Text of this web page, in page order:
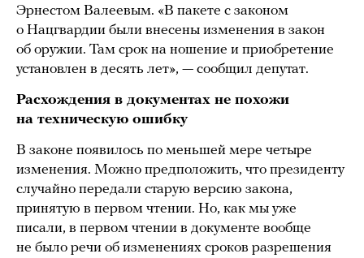
Эрнестом Валеевым. «В пакете с законом
о Нацгвардии были внесены изменения в закон
об оружии. Там срок на ношение и приобретение
установлен в десять лет», — сообщил депутат.
Расхождения в документах не похожи
на техническую ошибку
В законе появилось по меньшей мере четыре
изменения. Можно предположить, что президенту
случайно передали старую версию закона,
принятую в первом чтении. Но, как мы уже
писали, в первом чтении в документе вообще
не было речи об изменениях сроков разрешения